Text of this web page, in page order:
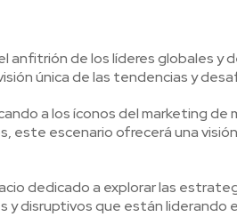
anfitrión de los líderes globales y
única de las tendencias y
a los íconos del marketing de
este escenario ofrecerá una
dedicado a explorar las
y disruptivos que están liderando